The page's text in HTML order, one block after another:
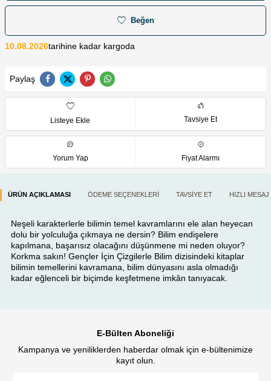
Beğen
10.08.2026tarihine kadar kargoda
Paylaş
Listeye Ekle Tavsiye Et
Yorum Yap Fiyat Alarmı
ÜRÜN AÇIKLAMASI ÖDEME SEÇENEKLERI TAVSIYE ET HIZLI MESAJ
Neşeli karakterlerle bilimin temel kavramlarını ele alan heyecan
dolu bir yolculuğa çıkmaya ne dersin? Bilim endişelere
kapılmana, başarısız olacağını düşünmene mi neden oluyor?
Korkma sakın! Gençler İçin Çizgilerle Bilim dizisindeki kitaplar
bilimin temellerini kavramana, bilim dünyasını asla olmadığı
kadar eğlenceli bir biçimde keşfetmene imkân tanıyacak.
E-Bülten Aboneliği
Kampanya ve yeniliklerden haberdar olmak için e-bültenimize
kayıt olun.